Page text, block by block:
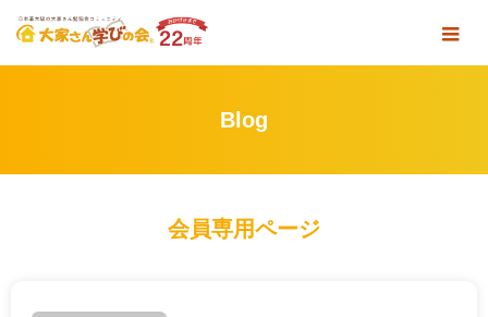
Blog
会員専用ページ